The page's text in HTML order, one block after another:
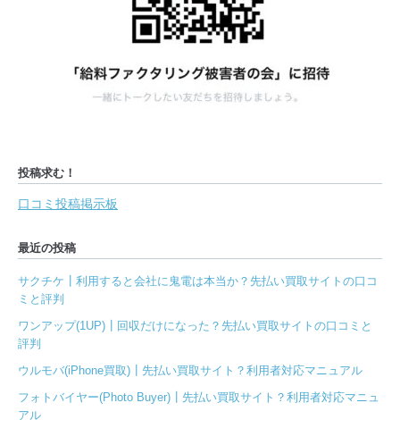
投稿求む！
口コミ投稿掲示板
最近の投稿
サクチケ┃利用すると会社に鬼電は本当か？先払い買取サイトの口コ
ミと評判
ワンアップ(1UP)┃回収だけになった？先払い買取サイトの口コミと
評判
ウルモバ(iPhone買取)┃先払い買取サイト？利用者対応マニュアル
フォトバイヤー(Photo Buyer)┃先払い買取サイト？利用者対応マニュ
アル